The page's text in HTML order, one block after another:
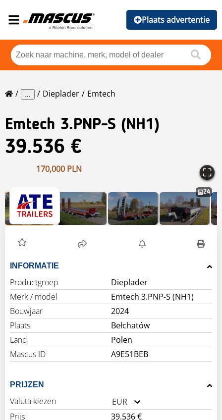
Plaats advertentie
... Dieplader Emtech
Emtech 3.PNP-S (NH1)
39.536 €
170,000 PLN
24
INFORMATIE
Productgroep
Dieplader
Merk / model
Emtech 3.PNP-S (NH1)
Bouwjaar
2024
Plaats
Bełchatów
Land
Polen
Mascus ID
A9E51BEB
PRIJZEN
Valuta kiezen
EUR
Prijs
39.536 €